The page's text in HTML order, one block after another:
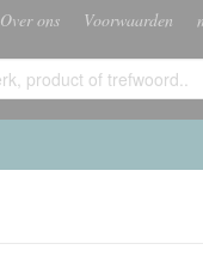
Over ons Voorwaarden